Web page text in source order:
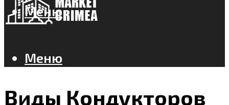
Меню
Меню
Виды Кондукторов